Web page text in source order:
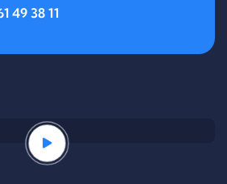
49 38 11